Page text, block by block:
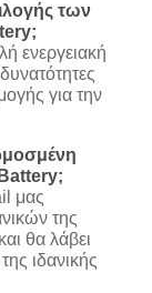
των
ενεργειακή
για την
μας
της
θα λάβει
ιδανικής